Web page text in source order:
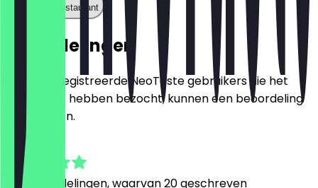
Bel het restaurant
Beoordelingen
Alleen geregistreerde NeoTaste gebruikers die het
restaurant hebben bezocht, kunnen een beoordeling
achterlaten.
176 Beoordelingen, waarvan 20 geschreven